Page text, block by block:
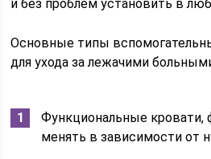
и без проблем установить в
Основные типы
для ухода за лежачими
Функциональные
менять в зависимости от